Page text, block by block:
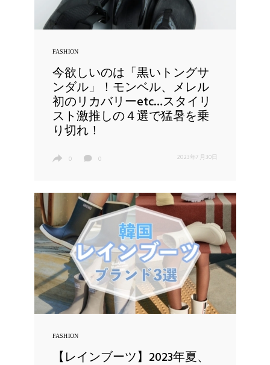
FASHION
今欲しいのは「黒いトングサ
ンダル」！モンベル、メレル
初のリカバリーetc…スタイリ
スト激推しの４選で猛暑を乗
り切れ！
0 0 2023年7月30日
FASHION
【レインブーツ】2023年夏、